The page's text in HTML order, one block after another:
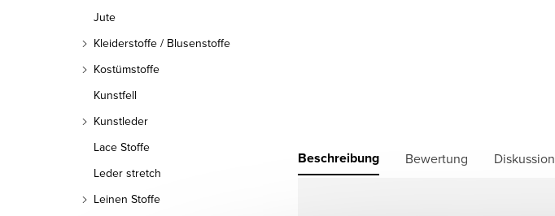
Jute
Kleiderstoffe / Blusenstoffe
Kostümstoffe
Kunstfell
Kunstleder
Lace Stoffe
Leder stretch
Leinen Stoffe
Beschreibung Bewertung Diskussion